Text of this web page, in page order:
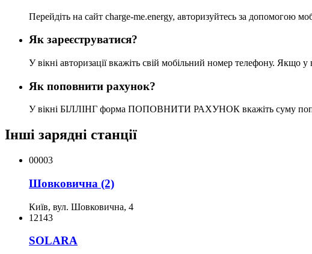
Перейдіть на сайт charge-me.energy, авторизуйтесь за допомогою
Як зареєструватися?
У вікні авторизації вкажіть свій мобільний номер телефону. Якщо
Як поповнити рахунок?
У вікні БІЛЛІНГ форма ПОПОВНИТИ РАХУНОК вкажіть суму
Інші зарядні станції
00003
Шовковична (2)
Київ, вул. Шовковична, 4
12143
SOLARA